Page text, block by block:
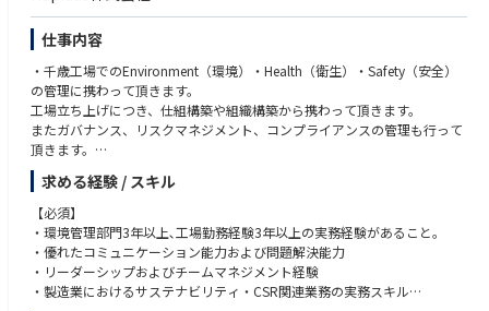
仕事内容
・千歳工場でのEnvironment（環境）・Health（衛生）・Safety（安全）
の管理に携わって頂きます。
工場立ち上げにつき、仕組構築や組織構築から携わって頂きます。
またガバナンス、リスクマネジメント、コンプライアンスの管理も行って
頂きます。
▽具体的な業務内容
1. サステナビリティ活動全般についての推進を部長、他のエンジニア、課
員と協力して行
う。
2. サステナビリティに関するレポート発行準備を部門と協力して必要な情
報を収集、管理および実行する業務。
求める経験 / スキル
【必須】
・環境管理部門3年以上､工場勤務経験3年以上の実務経験があること。
・優れたコミュニケーション能力および問題解決能力
・リーダーシップおよびチームマネジメント経験
・製造業におけるサステナビリティ・CSR関連業務の実務スキル